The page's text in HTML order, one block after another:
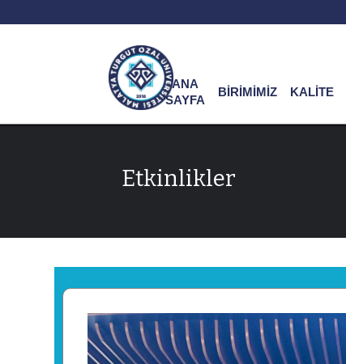
ANA
SAYFA
BİRİMİMİZ KALİTE
Etkinlikler